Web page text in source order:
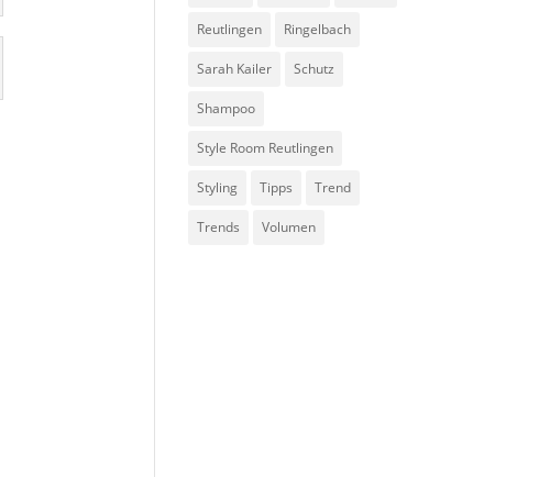
Reutlingen Ringelbach
Sarah Kailer Schutz
Shampoo
Style Room Reutlingen
Styling Tipps Trend
Trends Volumen